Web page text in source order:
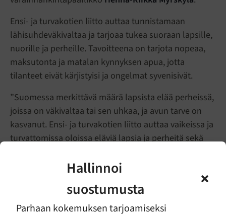
Hallinnoi
suostumusta
Parhaan kokemuksen tarjoamiseksi
Ensi- ja turvakotien liitto auttaa tunnistamaan
lähisuhdeväkivaltaa ja tarjoaa tukea suoraan lapsille,
nuorille ja perheille. Tavoitteena on tarjota nopeaa,
maksutonta ja matalan kynnyksen apua, jotta
tilanteet eivät kärjistyisi ja ongelmat syvenisivät.
”Suomessa merkittävä määrä lapsista elää perheissä,
joissa on väkivaltaa tai sen uhkaa, ja avun tarve on
kasvanut. Ensi- ja turvakotien liitto auttaa vaikeissa ja
turvattomissa oloissa eläviä lapsia ja perheitä sekä
Myrskylä sanoo,
Lahjoituksen avulla tätä työtä voidaan vahvistaa ja
tavoittaa yhä useampia apua tarvitsevia.